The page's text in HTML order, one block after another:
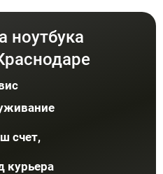
ноутбука
счет,
курьера